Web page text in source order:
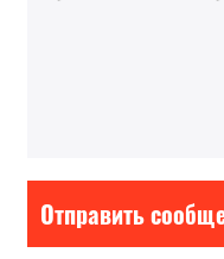
Отправить